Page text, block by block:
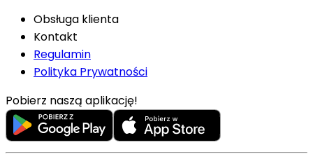
Obsługa klienta
Kontakt
Regulamin
Polityka Prywatności
Pobierz naszą aplikację!